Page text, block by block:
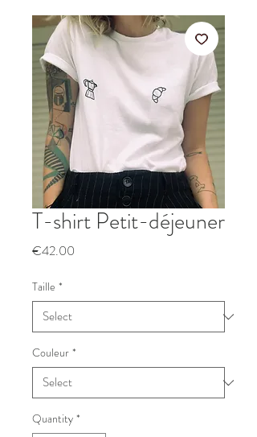
T-shirt Petit-déjeuner
€42.00
Taille *
Couleur *
Quantity *